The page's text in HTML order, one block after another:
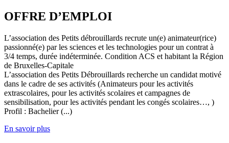
OFFRE D’EMPLOI
L’association des Petits débrouillards recrute un(e) animateur(rice)
passionné(e) par les sciences et les technologies pour un contrat à
3/4 temps, durée indéterminée. Condition ACS et habitant la Région
de Bruxelles-Capitale
L’association des Petits Débrouillards recherche un candidat motivé
dans le cadre de ses activités (Animateurs pour les activités
extrascolaires, pour les activités scolaires et campagnes de
sensibilisation, pour les activités pendant les congés scolaires…, )
Profil : Bachelier (...)
En savoir plus